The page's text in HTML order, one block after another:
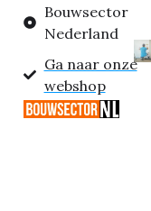
Bouwsector
Nederland
Ga naar onze
webshop